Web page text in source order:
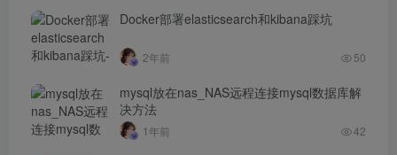
Docker部署elasticsearch和kibana踩坑
2年前 50
mysql放在nas_NAS远程连接mysql数据库解
决方法
1年前 42